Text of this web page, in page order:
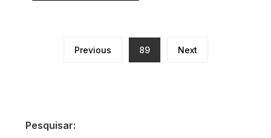
Previous 89 Next
Pesquisar: